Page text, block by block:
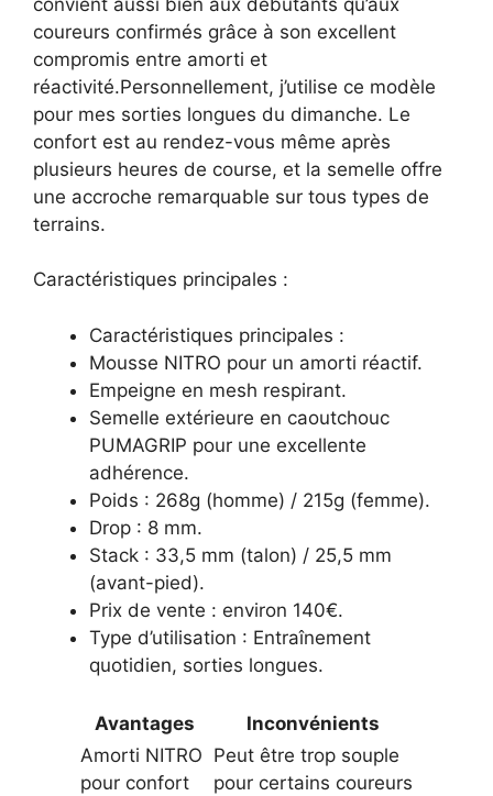
coureurs confirmés grâce à son excellent
compromis entre amorti et
réactivité.Personnellement, j’utilise ce modèle
pour mes sorties longues du dimanche. Le
confort est au rendez-vous même après
plusieurs heures de course, et la semelle offre
une accroche remarquable sur tous types de
terrains.
Caractéristiques principales :
Caractéristiques principales :
Mousse NITRO pour un amorti réactif.
Empeigne en mesh respirant.
Semelle extérieure en caoutchouc
PUMAGRIP pour une excellente
adhérence.
Poids : 268g (homme) / 215g (femme).
Drop : 8 mm.
Stack : 33,5 mm (talon) / 25,5 mm
(avant-pied).
Prix de vente : environ 140€.
Type d’utilisation : Entraînement
quotidien, sorties longues.
Avantages
Inconvénients
Amorti NITRO
pour confort
Peut être trop souple
pour certains coureurs